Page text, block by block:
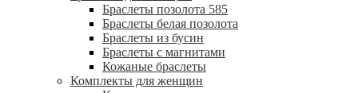
Браслеты позолота 585
Браслеты белая позолота
Браслеты из бусин
Браслеты с магнитами
Кожаные браслеты
Комплекты для женщин